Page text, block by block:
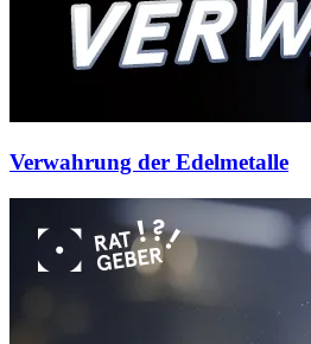
Verwahrung der Edelmetalle